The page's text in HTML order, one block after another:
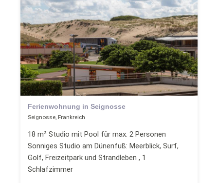
Ferienwohnung in Seignosse
Seignosse, Frankreich
18 m² Studio mit Pool für max. 2 Personen
Sonniges Studio am Dünenfuß: Meerblick, Surf,
Golf, Freizeitpark und Strandleben , 1
Schlafzimmer